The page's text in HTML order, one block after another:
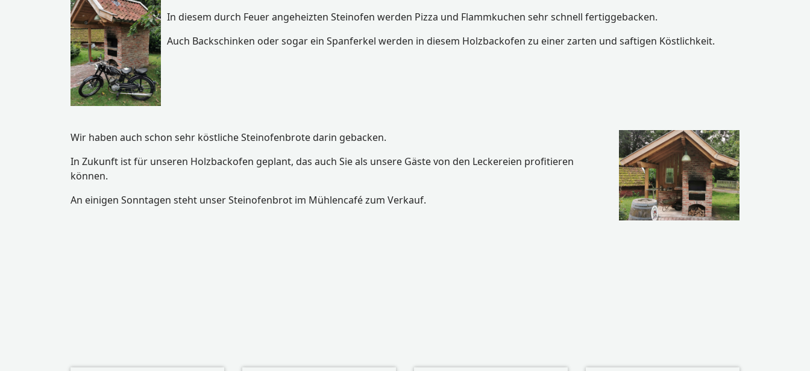
In diesem durch Feuer angeheizten Steinofen werden Pizza und Flammkuchen sehr schnell fertiggebacken.
Auch Backschinken oder sogar ein Spanferkel werden in diesem Holzbackofen zu einer zarten und saftigen Köstlichkeit.
Wir haben auch schon sehr köstliche Steinofenbrote darin gebacken.
In Zukunft ist für unseren Holzbackofen geplant, das auch Sie als unsere Gäste von den Leckereien profitieren
können.
An einigen Sonntagen steht unser Steinofenbrot im Mühlencafé zum Verkauf.